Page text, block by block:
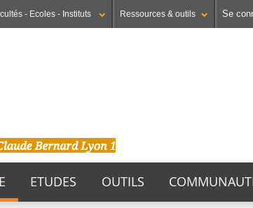
- Ecoles - Instituts Ressources & outils Se
ETUDES OUTILS